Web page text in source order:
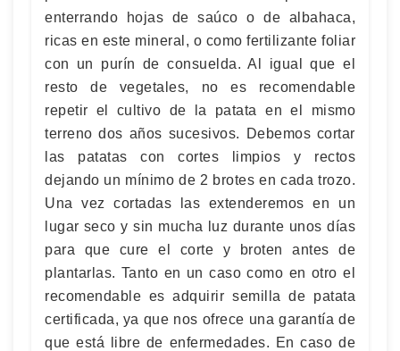
enterrando hojas de saúco o de albahaca,
ricas en este mineral, o como fertilizante foliar
con un purín de consuelda. Al igual que el
resto de vegetales, no es recomendable
repetir el cultivo de la patata en el mismo
terreno dos años sucesivos. Debemos cortar
las patatas con cortes limpios y rectos
dejando un mínimo de 2 brotes en cada trozo.
Una vez cortadas las extenderemos en un
lugar seco y sin mucha luz durante unos días
para que cure el corte y broten antes de
plantarlas. Tanto en un caso como en otro el
recomendable es adquirir semilla de patata
certificada, ya que nos ofrece una garantía de
que está libre de enfermedades. En caso de